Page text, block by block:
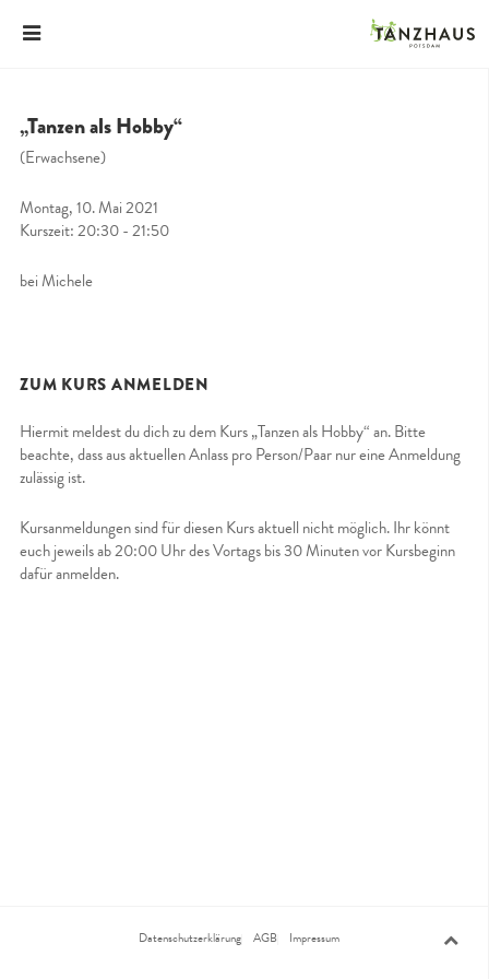
„Tanzen als Hobby“
(Erwachsene)
Montag, 10. Mai 2021
Kurszeit: 20:30 - 21:50
bei Michele
ZUM KURS ANMELDEN
Hiermit meldest du dich zu dem Kurs „Tanzen als Hobby“ an. Bitte
beachte, dass aus aktuellen Anlass pro Person/Paar nur eine Anmeldung
zulässig ist.
Kursanmeldungen sind für diesen Kurs aktuell nicht möglich. Ihr könnt
euch jeweils ab 20:00 Uhr des Vortags bis 30 Minuten vor Kursbeginn
dafür anmelden.
Datenschutzerklärung AGB Impressum